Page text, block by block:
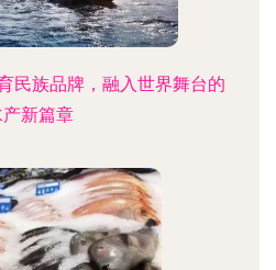
民族品牌，融入世界舞台的
新篇章